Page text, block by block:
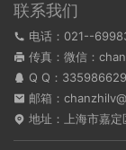
联系我们
电话：021--
传真：微信：
Q Q： 335986629
邮箱：
地址：上海市嘉